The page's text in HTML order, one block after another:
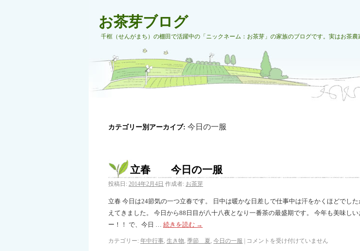
お茶芽ブログ
千框（せんがまち）の棚田で活躍中の「ニックネーム：お茶芽」の家族のブログです。実はお茶農
カテゴリー別アーカイブ: 今日の一服
立春 今日の一服
投稿日: 2014年2月4日 作成者: お茶芽
立春 今日は24節気の一つ立春です。 日中は暖かな日差しで仕事中は汗をかくほどでし
えてきました。 今日から88日目が八十八夜となり一番茶の最盛期です。 今年も美味し
ー！！ で、今日 … 続きを読む →
カテゴリー: 年中行事, 生き物, 季節 夏, 今日の一服 コメントを受け付けていません